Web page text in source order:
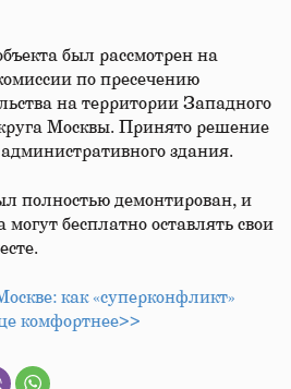
был рассмотрен на
по пресечению
на территории Западного
Москвы. Принято решение
здания.
полностью демонтирован, и
бесплатно оставлять свои
как «суперконфликт»
комфортнее>>